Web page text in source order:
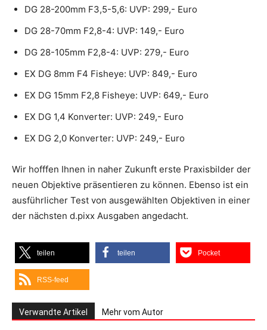
DG 28-200mm F3,5-5,6: UVP: 299,- Euro
DG 28-70mm F2,8-4: UVP: 149,- Euro
DG 28-105mm F2,8-4: UVP: 279,- Euro
EX DG 8mm F4 Fisheye: UVP: 849,- Euro
EX DG 15mm F2,8 Fisheye: UVP: 649,- Euro
EX DG 1,4 Konverter: UVP: 249,- Euro
EX DG 2,0 Konverter: UVP: 249,- Euro
Wir hofffen Ihnen in naher Zukunft erste Praxisbilder der
neuen Objektive präsentieren zu können. Ebenso ist ein
ausführlicher Test von ausgewählten Objektiven in einer
der nächsten d.pixx Ausgaben angedacht.
teilen teilen Pocket
RSS-feed
Verwandte Artikel Mehr vom Autor